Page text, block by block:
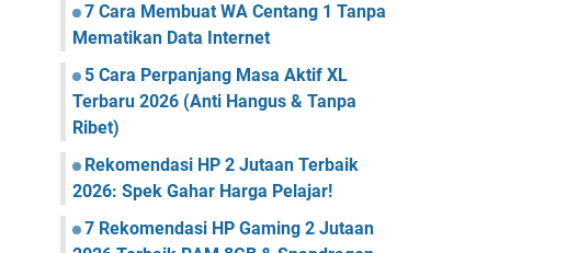
7 Cara Membuat WA Centang 1 Tanpa
Mematikan Data Internet
5 Cara Perpanjang Masa Aktif XL
Terbaru 2026 (Anti Hangus & Tanpa
Ribet)
Rekomendasi HP 2 Jutaan Terbaik
2026: Spek Gahar Harga Pelajar!
7 Rekomendasi HP Gaming 2 Jutaan